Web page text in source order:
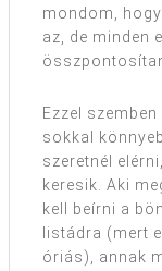
mondom,
az, de minden
Ezzel
sokkal
szeretnél
keresik. Aki
kell beírni a
listádra (mert
óriás), annak